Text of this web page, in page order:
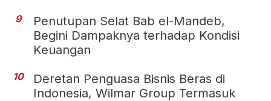
9
Penutupan Selat Bab el-Mandeb,
Begini Dampaknya terhadap Kondisi
Keuangan
10
Deretan Penguasa Bisnis Beras di
Indonesia, Wilmar Group Termasuk